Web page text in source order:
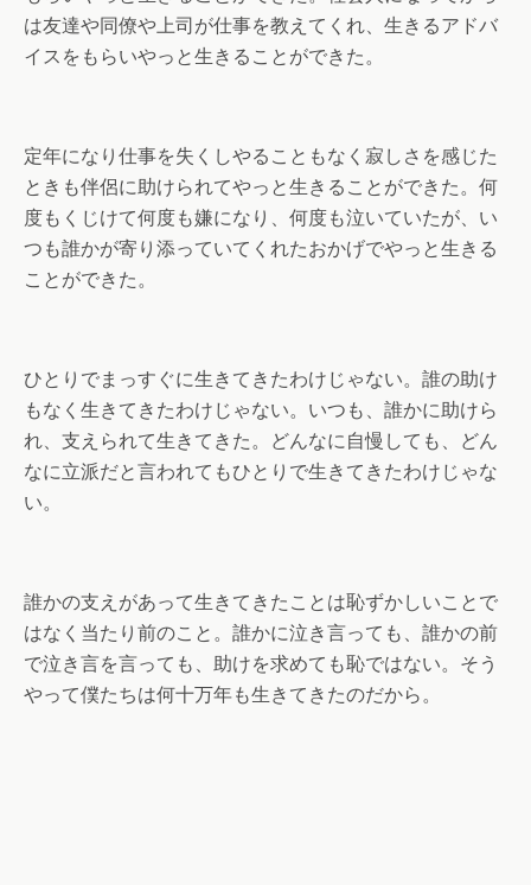
は友達や同僚や上司が仕事を教えてくれ、生きるアドバ
イスをもらいやっと生きることができた。
定年になり仕事を失くしやることもなく寂しさを感じた
ときも伴侶に助けられてやっと生きることができた。何
度もくじけて何度も嫌になり、何度も泣いていたが、い
つも誰かが寄り添っていてくれたおかげでやっと生きる
ことができた。
ひとりでまっすぐに生きてきたわけじゃない。誰の助け
もなく生きてきたわけじゃない。いつも、誰かに助けら
れ、支えられて生きてきた。どんなに自慢しても、どん
なに立派だと言われてもひとりで生きてきたわけじゃな
い。
誰かの支えがあって生きてきたことは恥ずかしいことで
はなく当たり前のこと。誰かに泣き言っても、誰かの前
で泣き言を言っても、助けを求めても恥ではない。そう
やって僕たちは何十万年も生きてきたのだから。